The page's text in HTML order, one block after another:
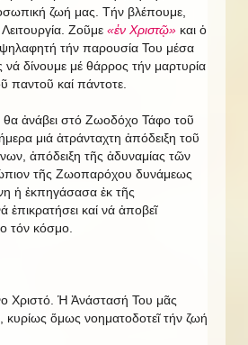
ζωή μας. Τήν βλέπουμε,
Ζοῦμε «ἐν Χριστῷ» και ὁ
τήν παρουσία Του μέσα
δίνουμε μέ θάρρος τήν μαρτυρία
παντοῦ καί πάντοτε.
ἀνάβει στό Ζωοδόχο Τάφο τοῦ
μιά ἀτράνταχτη ἀπόδειξη τοῦ
ἀπόδειξη τῆς ἀδυναμίας τῶν
τῆς Ζωοπαρόχου δυνάμεως
ἡ ἐκπηγάσασα ἐκ τῆς
καί νά ἀποβεῖ
τόν κόσμο.
Χριστό. Ἡ Ἀνάστασή Του μᾶς
κυρίως ὅμως νοηματοδοτεῖ τήν ζωή